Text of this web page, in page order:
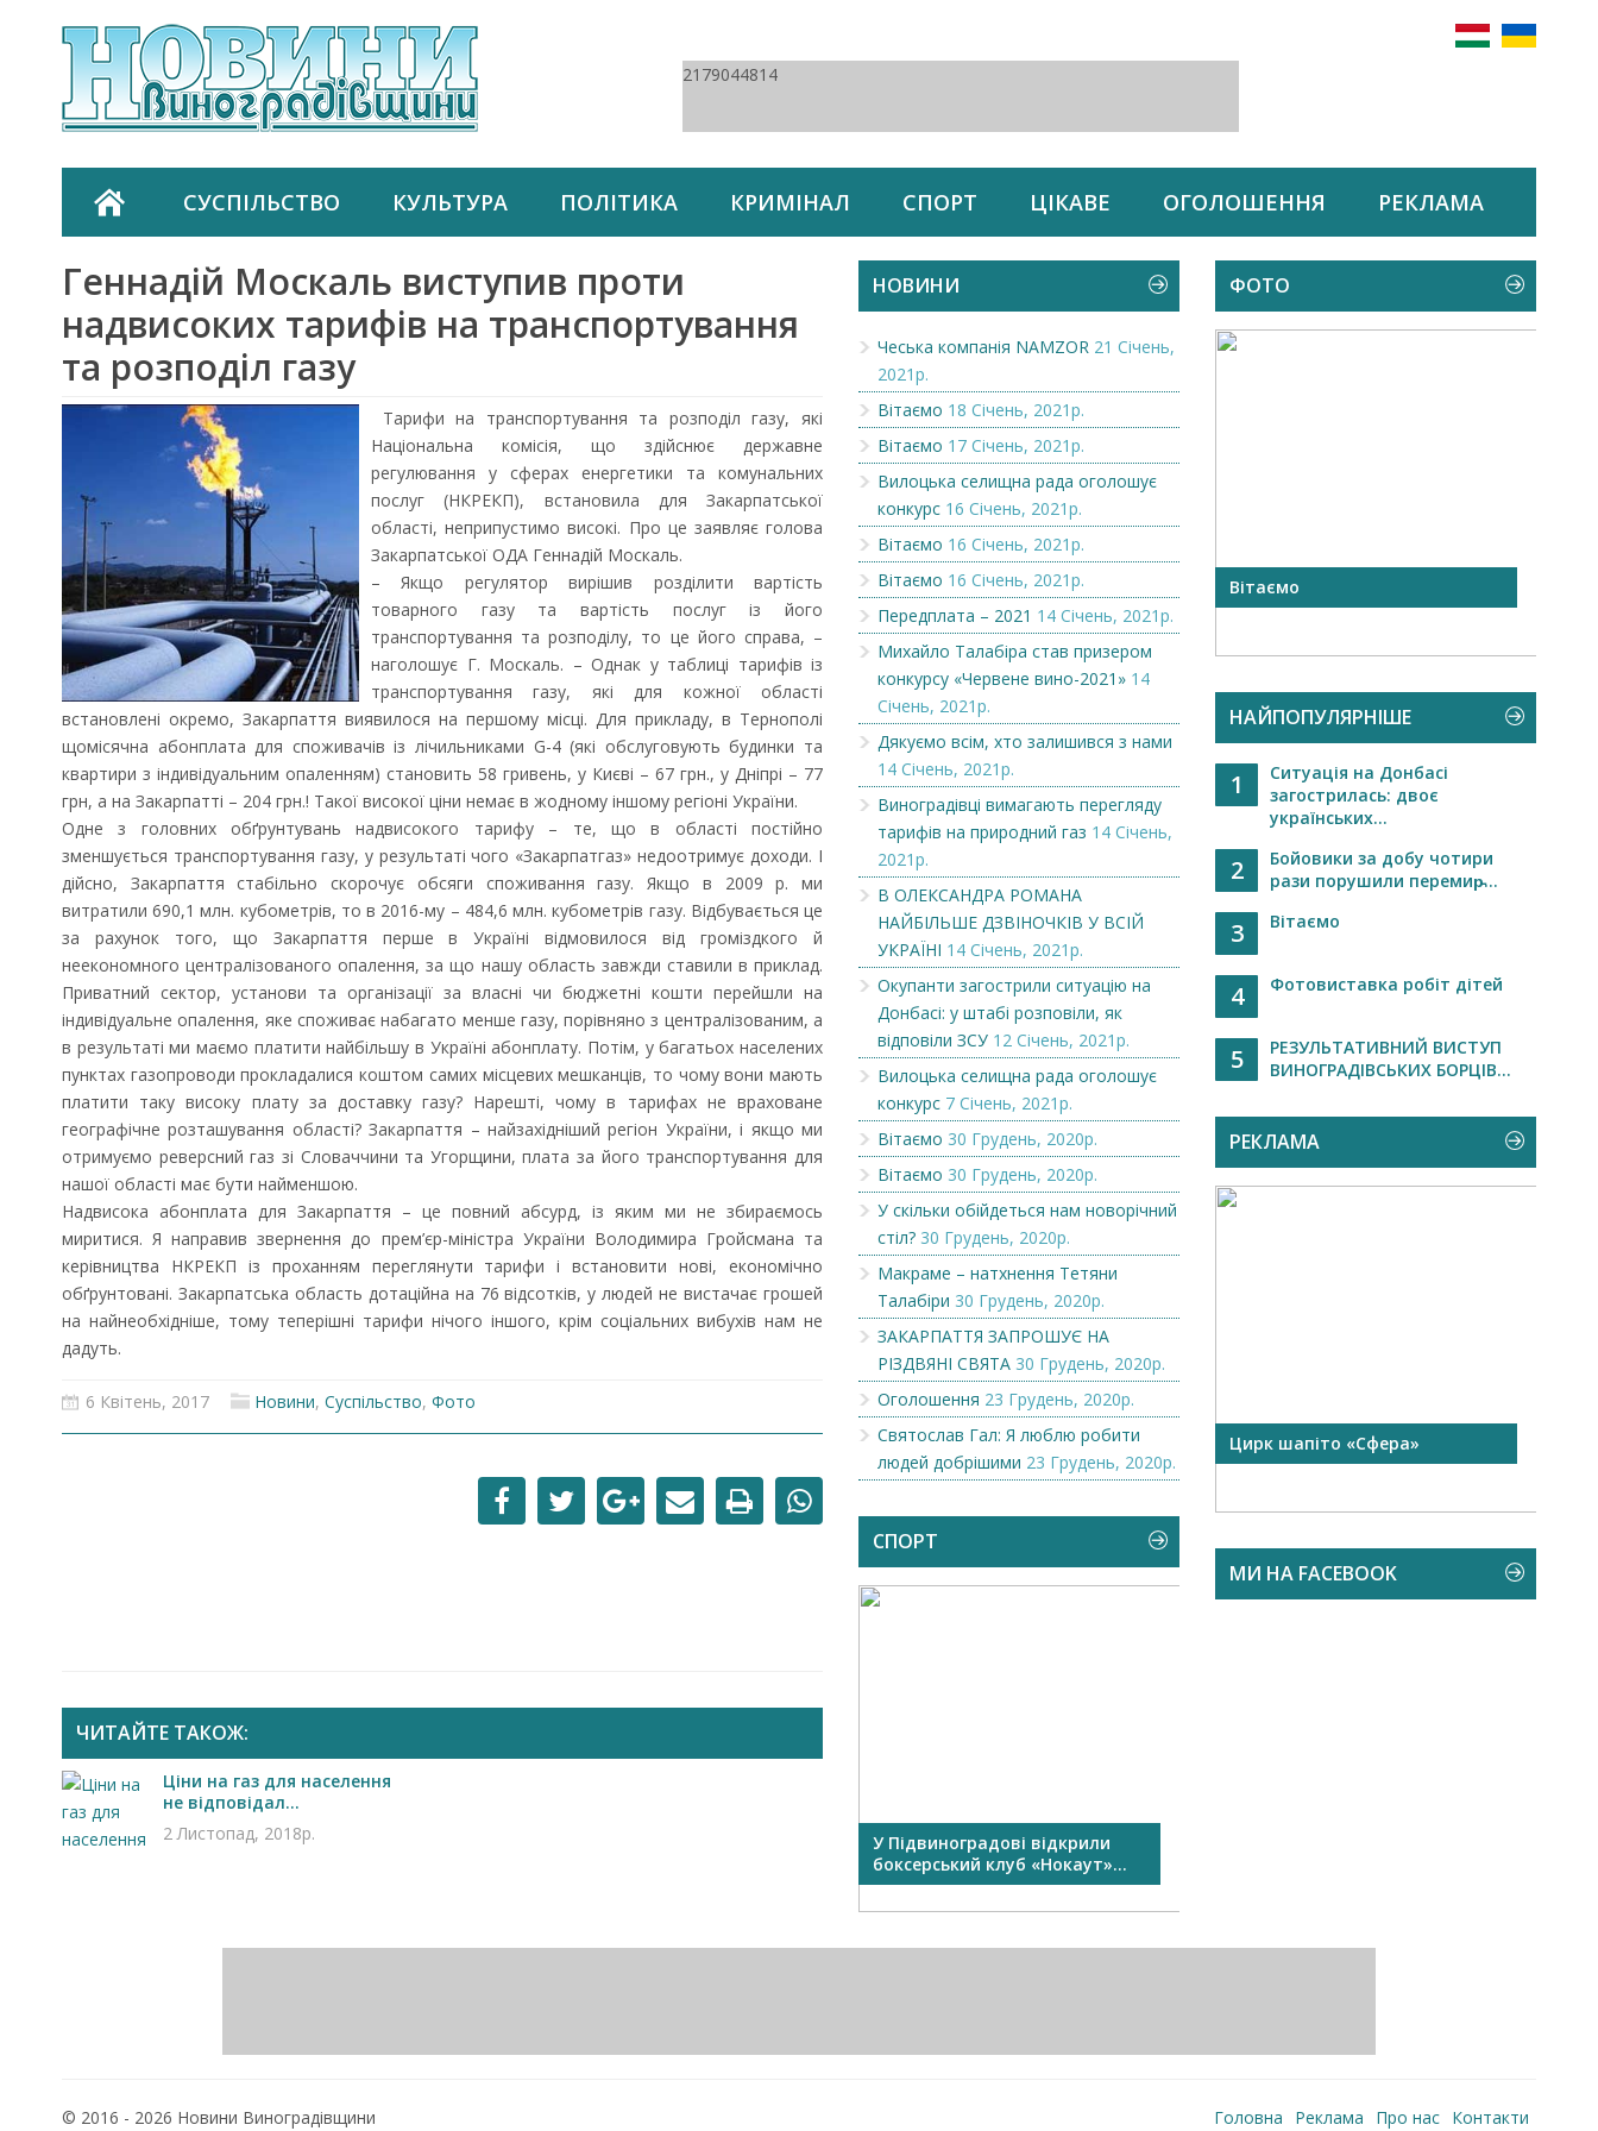
2179044814
СУСПІЛЬСТВО КУЛЬТУРА ПОЛІТИКА КРИМІНАЛ СПОРТ ЦІКАВЕ ОГОЛОШЕННЯ РЕКЛАМА
Геннадій Москаль виступив проти
надвисоких тарифів на транспортування
та розподіл газу
Тарифи на транспортування та розподіл газу, які
Національна комісія, що здійснює державне
регулювання у сферах енергетики та комунальних
послуг (НКРЕКП), встановила для Закарпатської
області, неприпустимо високі. Про це заявляє голова
Закарпатської ОДА Геннадій Москаль.
– Якщо регулятор вирішив розділити вартість
товарного газу та вартість послуг із його
транспортування та розподілу, то це його справа, –
наголошує Г. Москаль. – Однак у таблиці тарифів із
транспортування газу, які для кожної області
встановлені окремо, Закарпаття виявилося на першому місці. Для прикладу, в Тернополі
щомісячна абонплата для споживачів із лічильниками G-4 (які обслуговують будинки та
квартири з індивідуальним опаленням) становить 58 гривень, у Києві – 67 грн., у Дніпрі – 77
грн, а на Закарпатті – 204 грн.! Такої високої ціни немає в жодному іншому регіоні України.
Одне з головних обґрунтувань надвисокого тарифу – те, що в області постійно
зменшується транспортування газу, у результаті чого «Закарпатгаз» недоотримує доходи. І
дійсно, Закарпаття стабільно скорочує обсяги споживання газу. Якщо в 2009 р. ми
витратили 690,1 млн. кубометрів, то в 2016-му – 484,6 млн. кубометрів газу. Відбувається це
за рахунок того, що Закарпаття перше в Україні відмовилося від громіздкого й
неекономного централізованого опалення, за що нашу область завжди ставили в приклад.
Приватний сектор, установи та організації за власні чи бюджетні кошти перейшли на
індивідуальне опалення, яке споживає набагато менше газу, порівняно з централізованим, а
в результаті ми маємо платити найбільшу в Україні абонплату. Потім, у багатьох населених
пунктах газопроводи прокладалися коштом самих місцевих мешканців, то чому вони мають
платити таку високу плату за доставку газу? Нарешті, чому в тарифах не враховане
географічне розташування області? Закарпаття – найзахідніший регіон України, і якщо ми
отримуємо реверсний газ зі Словаччини та Угорщини, плата за його транспортування для
нашої області має бути найменшою.
Надвисока абонплата для Закарпаття – це повний абсурд, із яким ми не збираємось
миритися. Я направив звернення до прем’єр-міністра України Володимира Гройсмана та
керівництва НКРЕКП із проханням переглянути тарифи і встановити нові, економічно
обґрунтовані. Закарпатська область дотаційна на 76 відсотків, у людей не вистачає грошей
на найнеобхідніше, тому теперішні тарифи нічого іншого, крім соціальних вибухів нам не
дадуть.
6 Квітень, 2017 Новини, Суспільство, Фото
ЧИТАЙТЕ ТАКОЖ:
Ціни на газ для населення
не відповідал...
2 Листопад, 2018р.
НОВИНИ
Чеська компанія NAMZOR 21 Січень,
2021р.
Вітаємо 18 Січень, 2021р.
Вітаємо 17 Січень, 2021р.
Вилоцька селищна рада оголошує
конкурс 16 Січень, 2021р.
Вітаємо 16 Січень, 2021р.
Вітаємо 16 Січень, 2021р.
Передплата – 2021 14 Січень, 2021р.
Михайло Талабіра став призером
конкурсу «Червене вино-2021» 14
Січень, 2021р.
Дякуємо всім, хто залишився з нами
14 Січень, 2021р.
Виноградівці вимагають перегляду
тарифів на природний газ 14 Січень,
2021р.
В ОЛЕКСАНДРА РОМАНА
НАЙБІЛЬШЕ ДЗВІНОЧКІВ У ВСІЙ
УКРАЇНІ 14 Січень, 2021р.
Окупанти загострили ситуацію на
Донбасі: у штабі розповіли, як
відповіли ЗСУ 12 Січень, 2021р.
Вилоцька селищна рада оголошує
конкурс 7 Січень, 2021р.
Вітаємо 30 Грудень, 2020р.
Вітаємо 30 Грудень, 2020р.
У скільки обійдеться нам новорічний
стіл? 30 Грудень, 2020р.
Макраме – натхнення Тетяни
Талабіри 30 Грудень, 2020р.
ЗАКАРПАТТЯ ЗАПРОШУЄ НА
РІЗДВЯНІ СВЯТА 30 Грудень, 2020р.
Оголошення 23 Грудень, 2020р.
Святослав Гал: Я люблю робити
людей добрішими 23 Грудень, 2020р.
СПОРТ
У Підвиноградові відкрили
боксерський клуб «Нокаут»...
ФОТО
Вітаємо Чеська компанія NAMZOR Вітаємо
НАЙПОПУЛЯРНІШЕ
1
Ситуація на Донбасі
загострилась: двоє
українських...
2
Бойовики за добу чотири
рази порушили перемир̵...
3 Вітаємо
4 Фотовиставка робіт дітей
5
РЕЗУЛЬТАТИВНИЙ ВИСТУП
ВИНОГРАДІВСЬКИХ БОРЦІВ...
РЕКЛАМА
Викупимо бруньки чорної
смородини...
Цирк шапіто «Сфера»
МИ НА FACEBOOK
© 2016 - 2026 Новини Виноградівщини Головна Реклама Про нас Контакти